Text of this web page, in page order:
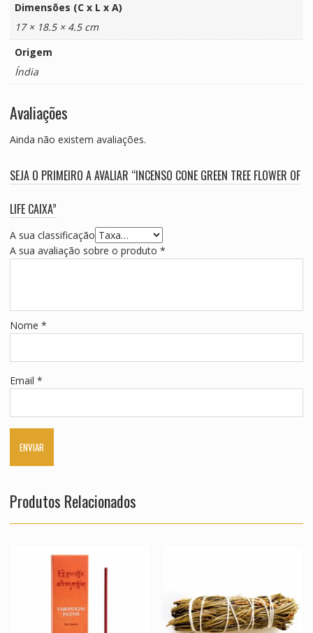
Dimensões (C x L x A)
17 × 18.5 × 4.5 cm
Origem
Índia
Avaliações
Ainda não existem avaliações.
SEJA O PRIMEIRO A AVALIAR “INCENSO CONE GREEN TREE FLOWER OF
LIFE CAIXA”
A sua classificação
A sua avaliação sobre o produto *
Nome *
Email *
Produtos Relacionados